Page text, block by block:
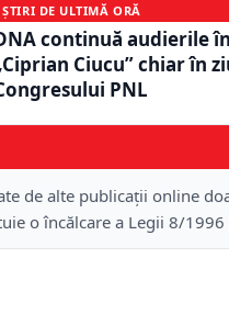
ȘTIRI DE ULTIMĂ ORĂ
continuă audierile
Ciucu” chiar în
PNL
de alte publicații online
o încălcare a Legii 8/